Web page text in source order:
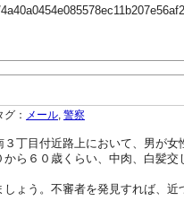
グ： メール 警察
丁目付近路上において、男が女
ら６０歳くらい、中肉、白髪
ょう。不審者を発見すれば、近